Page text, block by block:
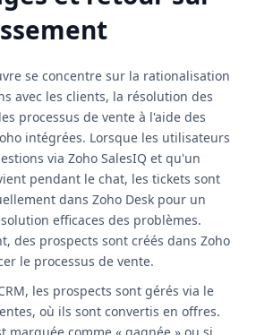
se concentre sur la rationalisation
avec les clients, la résolution des
processus de vente à l'aide des
intégrées. Lorsque les utilisateurs
via Zoho SalesIQ et qu'un
pendant le chat, les tickets sont
dans Zoho Desk pour un
efficaces des problèmes.
des prospects sont créés dans Zoho
le processus de vente.
les prospects sont gérés via le
où ils sont convertis en offres.